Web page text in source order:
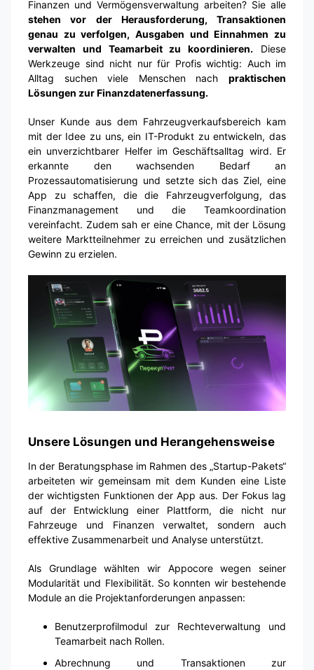
Finanzen und Vermögensverwaltung arbeiten? Sie alle
stehen vor der Herausforderung, Transaktionen
genau zu verfolgen, Ausgaben und Einnahmen zu
verwalten und Teamarbeit zu koordinieren. Diese
Werkzeuge sind nicht nur für Profis wichtig: Auch im
Alltag suchen viele Menschen nach praktischen
Lösungen zur Finanzdatenerfassung.
Unser Kunde aus dem Fahrzeugverkaufsbereich kam
mit der Idee zu uns, ein IT-Produkt zu entwickeln, das
ein unverzichtbarer Helfer im Geschäftsalltag wird. Er
erkannte den wachsenden Bedarf an
Prozessautomatisierung und setzte sich das Ziel, eine
App zu schaffen, die die Fahrzeugverfolgung, das
Finanzmanagement und die Teamkoordination
vereinfacht. Zudem sah er eine Chance, mit der Lösung
weitere Marktteilnehmer zu erreichen und zusätzlichen
Gewinn zu erzielen.
Unsere Lösungen und Herangehensweise
In der Beratungsphase im Rahmen des „Startup-Pakets“
arbeiteten wir gemeinsam mit dem Kunden eine Liste
der wichtigsten Funktionen der App aus. Der Fokus lag
auf der Entwicklung einer Plattform, die nicht nur
Fahrzeuge und Finanzen verwaltet, sondern auch
effektive Zusammenarbeit und Analyse unterstützt.
Als Grundlage wählten wir Appocore wegen seiner
Modularität und Flexibilität. So konnten wir bestehende
Module an die Projektanforderungen anpassen:
Benutzerprofilmodul zur Rechteverwaltung und
Teamarbeit nach Rollen.
Abrechnung und Transaktionen zur